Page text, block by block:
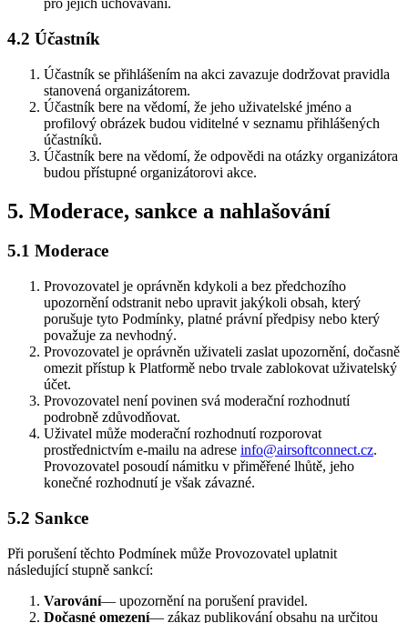
pro jejich uchovávání.
4.2 Účastník
Účastník se přihlášením na akci zavazuje dodržovat pravidla
stanovená organizátorem.
Účastník bere na vědomí, že jeho uživatelské jméno a
profilový obrázek budou viditelné v seznamu přihlášených
účastníků.
Účastník bere na vědomí, že odpovědi na otázky organizátora
budou přístupné organizátorovi akce.
5. Moderace, sankce a nahlašování
5.1 Moderace
Provozovatel je oprávněn kdykoli a bez předchozího
upozornění odstranit nebo upravit jakýkoli obsah, který
porušuje tyto Podmínky, platné právní předpisy nebo který
považuje za nevhodný.
Provozovatel je oprávněn uživateli zaslat upozornění, dočasně
omezit přístup k Platformě nebo trvale zablokovat uživatelský
účet.
Provozovatel není povinen svá moderační rozhodnutí
podrobně zdůvodňovat.
Uživatel může moderační rozhodnutí rozporovat
prostřednictvím e-mailu na adrese info@airsoftconnect.cz.
Provozovatel posoudí námitku v přiměřené lhůtě, jeho
konečné rozhodnutí je však závazné.
5.2 Sankce
Při porušení těchto Podmínek může Provozovatel uplatnit
následující stupně sankcí:
Varování— upozornění na porušení pravidel.
Dočasné omezení— zákaz publikování obsahu na určitou